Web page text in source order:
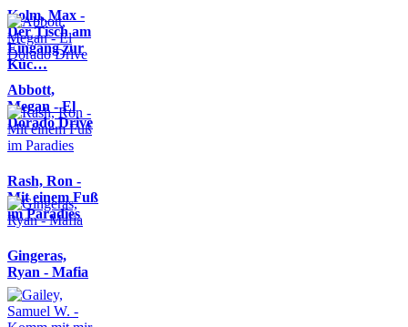
Kolm, Max -
Der Tisch am
Eingang zur
Küc…
Abbott,
Megan - El
Dorado Drive
Rash, Ron -
Mit einem Fuß
im Paradies
Gingeras,
Ryan - Mafia